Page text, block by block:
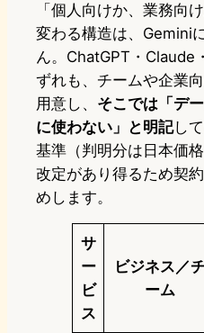
「個人向けか、業務向
変わる構造は、Gemini
ん。ChatGPT・Claude
ずれも、チームや企業
用意し、 そこでは「デ
に使わない」と明記し
基準（判明分は日本価
改定があり得るため契
めします。
サ
ー
ビ
ス
ビジネス／
ーム